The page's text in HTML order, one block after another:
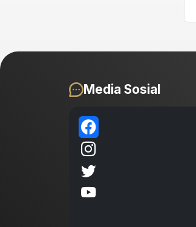
Media Sosial